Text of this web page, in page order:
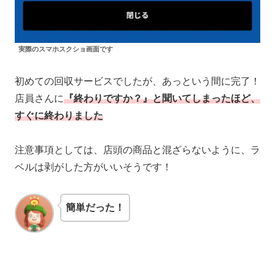
実際のスマホスクショ画面です
初めての回収サービスでしたが、あっという間に完了！
店員さんに『終わりですか？』と聞いてしまったほど、
すぐに終わりました
注意事項としては、店頭の商品と混ざらないように、ラ
ベルは剥がした方がいいそうです！
簡単だった！